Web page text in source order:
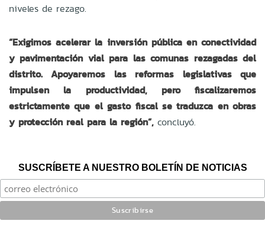
niveles de rezago.
“Exigimos acelerar la inversión pública en conectividad
y pavimentación vial para las comunas rezagadas del
distrito. Apoyaremos las reformas legislativas que
impulsen la productividad, pero fiscalizaremos
estrictamente que el gasto fiscal se traduzca en obras
y protección real para la región”, concluyó.
SUSCRÍBETE A NUESTRO BOLETÍN DE NOTICIAS